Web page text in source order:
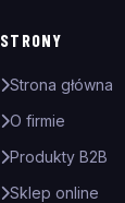
STRONY
Strona główna
O firmie
Produkty B2B
Sklep online